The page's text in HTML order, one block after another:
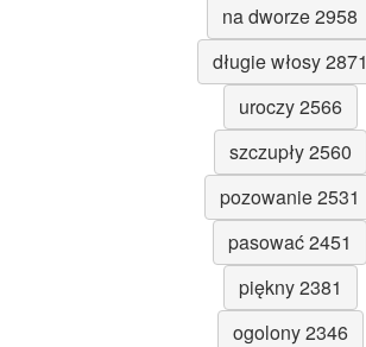
na dworze 2958
długie włosy 2871
uroczy 2566
szczupły 2560
pozowanie 2531
pasować 2451
piękny 2381
ogolony 2346